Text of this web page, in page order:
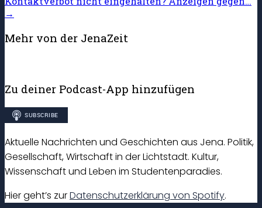
→
Mehr von der JenaZeit
Zu deiner Podcast-App hinzufügen
Aktuelle Nachrichten und Geschichten aus Jena. Politik,
Gesellschaft, Wirtschaft in der Lichtstadt. Kultur,
Wissenschaft und Leben im Studentenparadies.
Hier geht’s zurDatenschutzerklärung von Spotify.